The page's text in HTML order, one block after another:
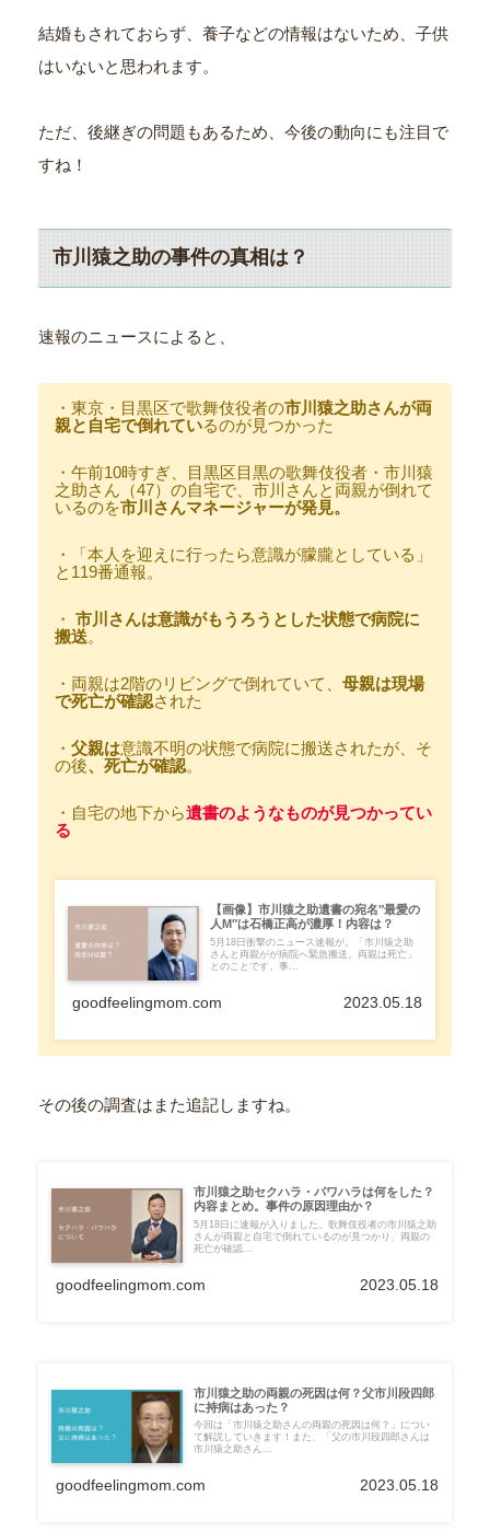
結婚もされておらず、養子などの情報はないため、子供
はいないと思われます。
ただ、後継ぎの問題もあるため、今後の動向にも注目で
すね！
市川猿之助の事件の真相は？
速報のニュースによると、
・東京・目黒区で歌舞伎役者の市川猿之助さんが両
親と自宅で倒れているのが見つかった
・午前10時すぎ、目黒区目黒の歌舞伎役者・市川猿
之助さん（47）の自宅で、市川さんと両親が倒れて
いるのを市川さんマネージャーが発見。
・「本人を迎えに行ったら意識が朦朧としている」
と119番通報。
・ 市川さんは意識がもうろうとした状態で病院に
搬送。
・両親は2階のリビングで倒れていて、 母親は現場
で死亡が確認された
・ 父親は意識不明の状態で病院に搬送されたが、そ
の後、死亡が確認。
・自宅の地下から遺書のようなものが見つかってい
る
【画像】市川猿之助遺書の宛名″最愛の
人M″は石橋正高が濃厚！内容は？
5月18日衝撃のニュース速報が。「市川猿之助
さんと両親がが病院へ緊急搬送。両親は死亡」
とのことです。事...
goodfeelingmom.com 2023.05.18
その後の調査はまた追記しますね。
市川猿之助セクハラ・パワハラは何をした？
内容まとめ。事件の原因理由か？
5月18日に速報が入りました。歌舞伎役者の市川猿之助
さんが両親と自宅で倒れているのが見つかり、両親の
死亡が確認...
goodfeelingmom.com 2023.05.18
市川猿之助の両親の死因は何？父市川段四郎
に持病はあった？
今回は「市川猿之助さんの両親の死因は何？」につい
て解説していきます！また、「父の市川段四郎さんは
市川猿之助さん...
goodfeelingmom.com 2023.05.18